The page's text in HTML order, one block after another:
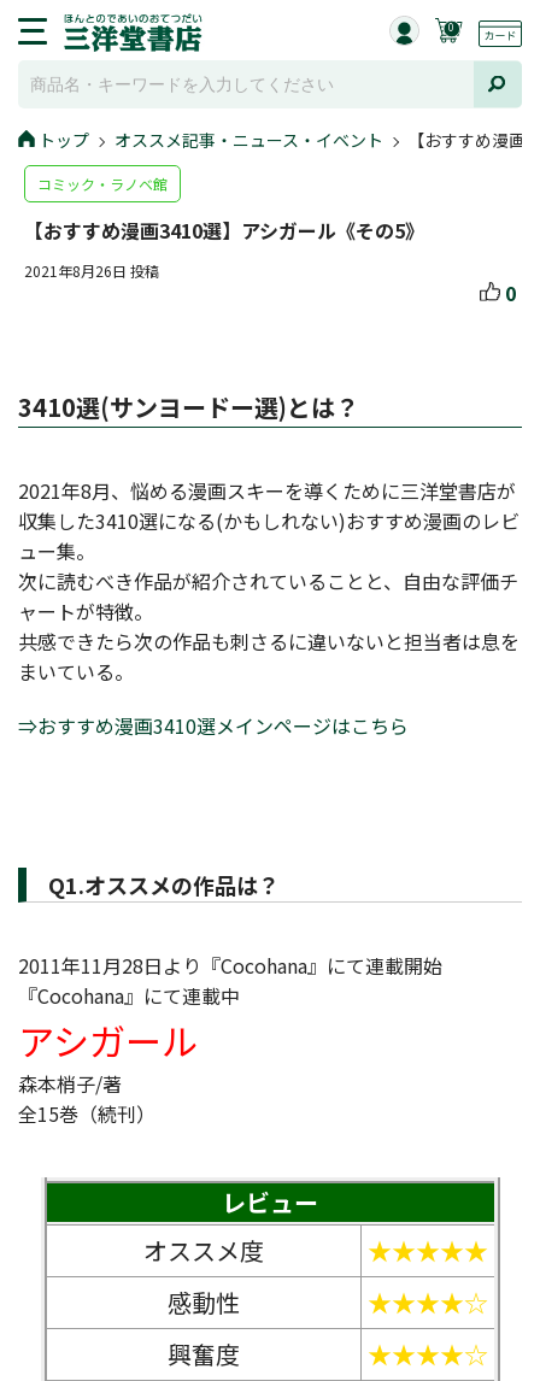
0
トップ オススメ記事・ニュース・イベント 【おすすめ漫画
コミック・ラノベ館
【おすすめ漫画3410選】アシガール《その5》
2021年8月26日 投稿
0
3410選(サンヨードー選)とは？
2021年8月、悩める漫画スキーを導くために三洋堂書店が
収集した3410選になる(かもしれない)おすすめ漫画のレビ
ュー集。
次に読むべき作品が紹介されていることと、自由な評価チ
ャートが特徴。
共感できたら次の作品も刺さるに違いないと担当者は息を
まいている。
⇒おすすめ漫画3410選メインページはこちら
Q1.オススメの作品は？
2011年11月28日より『Cocohana』にて連載開始
『Cocohana』にて連載中
アシガール
森本梢子/著
全15巻（続刊）
レビュー
オススメ度
★★★★★
感動性
★★★★☆
興奮度
★★★★☆